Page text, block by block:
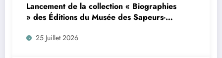
Lancement de la collection « Biographies
» des Éditions du Musée des Sapeurs-
Pompiers de La Réunion et de l’Océan
Indien
25 Juillet 2026